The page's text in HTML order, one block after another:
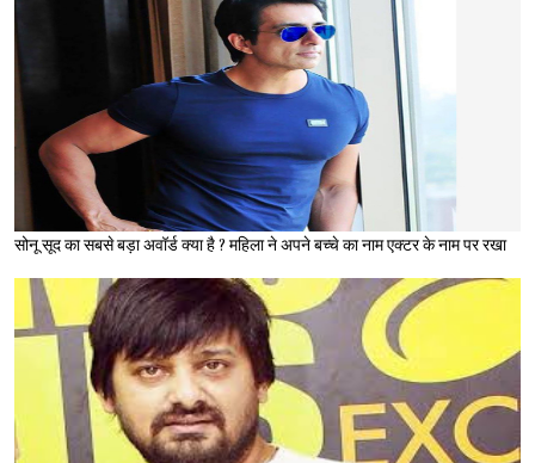
सोनू सूद का सबसे बड़ा अवॉर्ड क्या है ? महिला ने अपने बच्चे का नाम एक्टर के नाम पर रखा